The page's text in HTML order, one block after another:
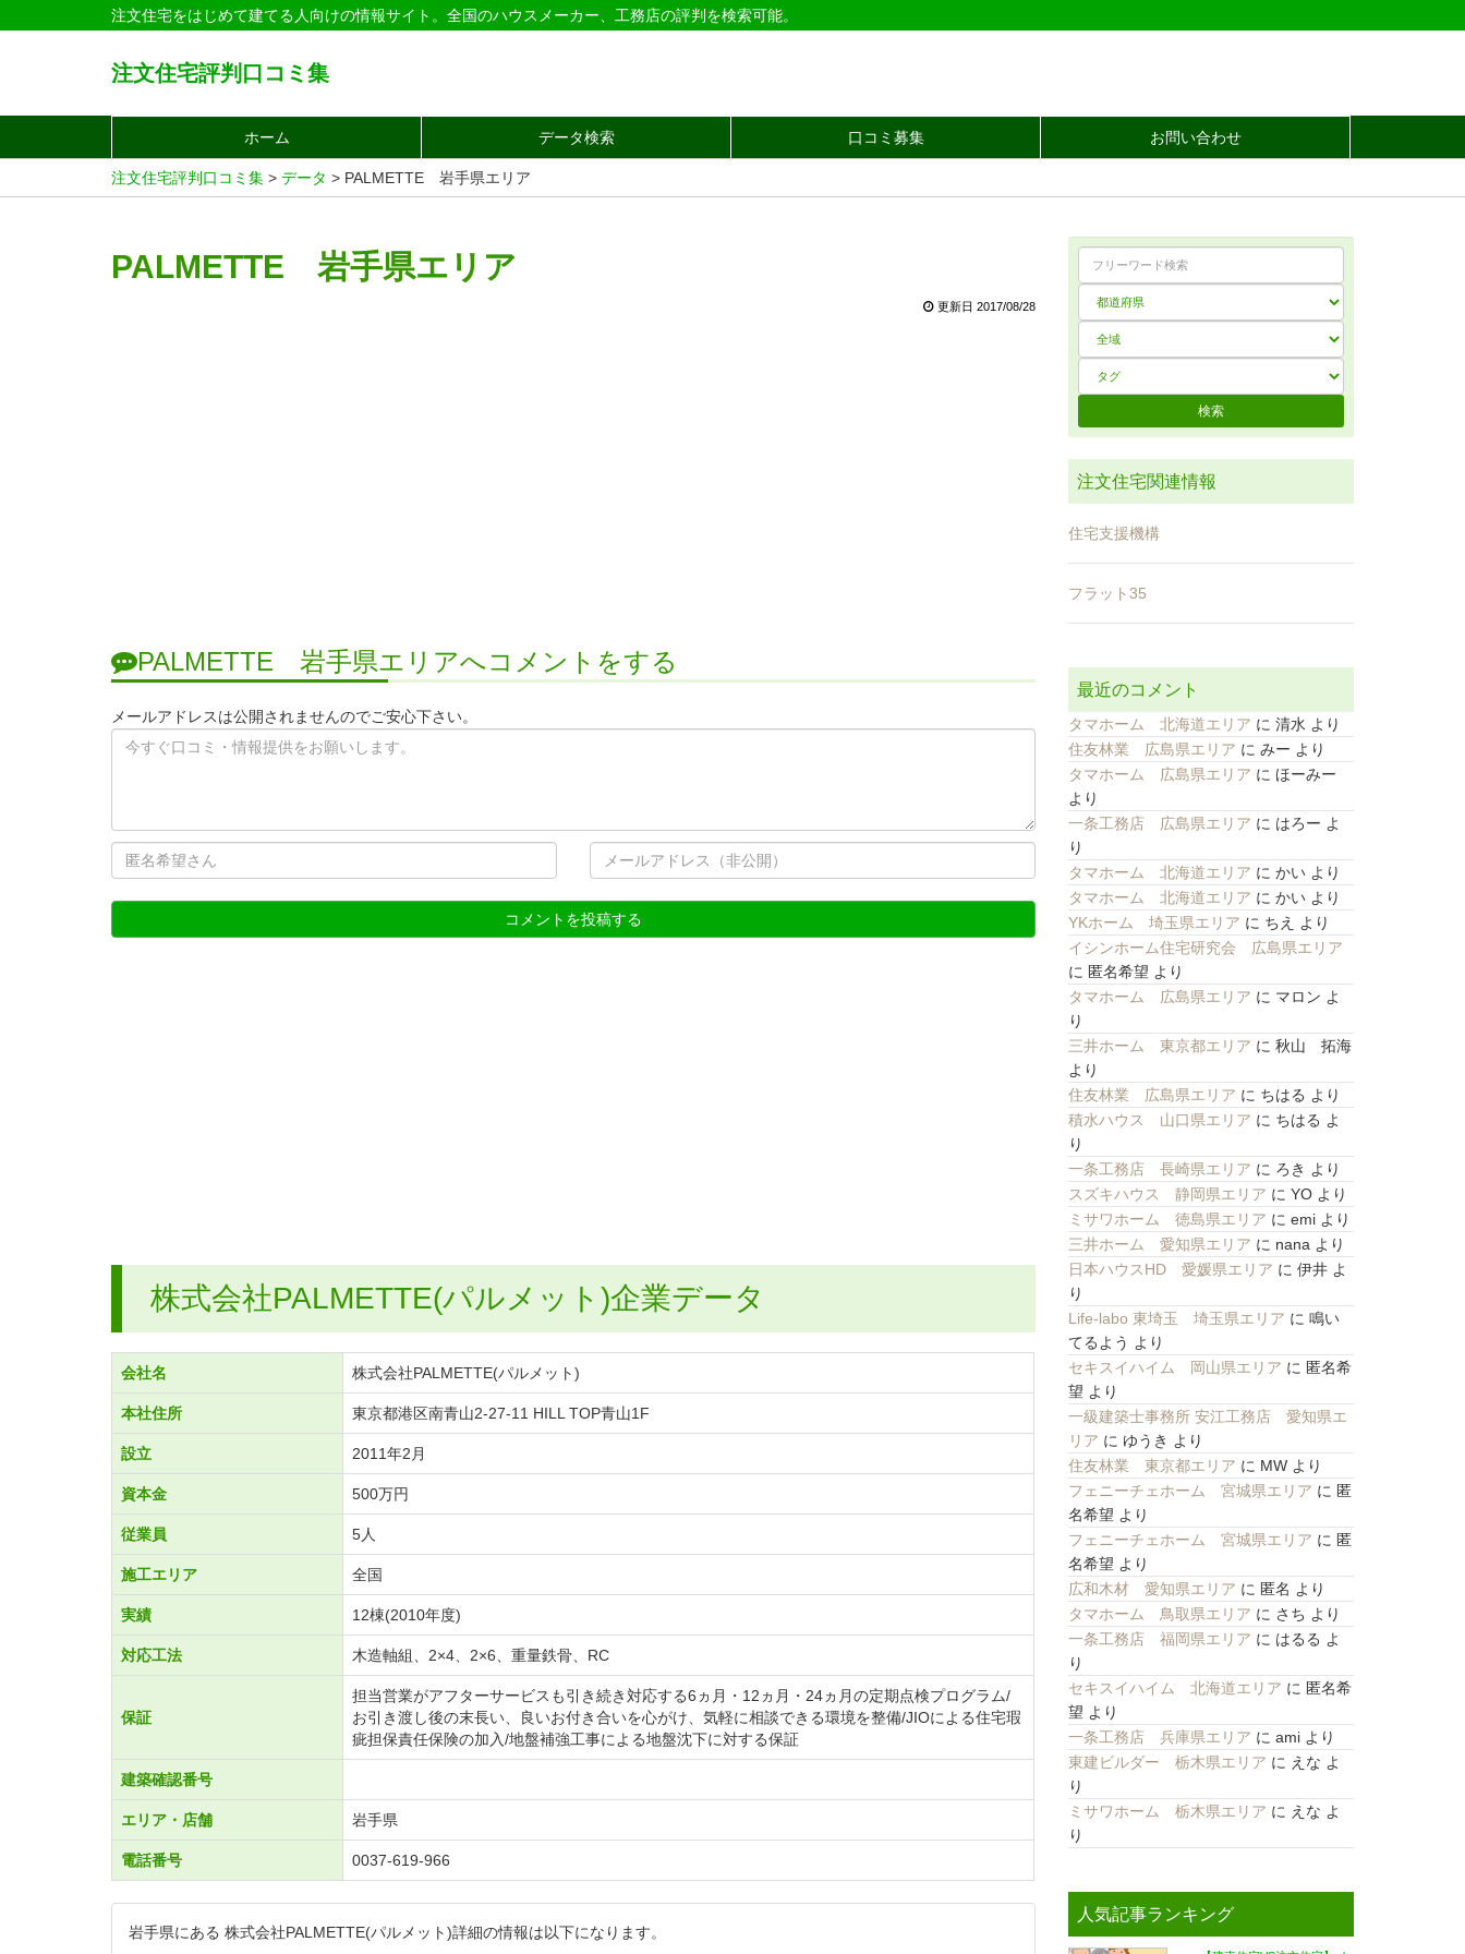
注文住宅をはじめて建てる人向けの情報サイト。全国のハウスメーカー、工務店の評判を検索可能。
注文住宅評判口コミ集
ホーム データ検索 口コミ募集 お問い合わせ
注文住宅評判口コミ集 > データ > PALMETTE 岩手県エリア
PALMETTE 岩手県エリア
更新日 2017/08/28
PALMETTE 岩手県エリアへコメントをする
メールアドレスは公開されませんのでご安心下さい。
株式会社PALMETTE(パルメット)企業データ
会社名 株式会社PALMETTE(パルメット)
本社住所 東京都港区南青山2-27-11 HILL TOP青山1F
設立 2011年2月
資本金 500万円
従業員 5人
施工エリア 全国
実績 12棟(2010年度)
対応工法 木造軸組、2×4、2×6、重量鉄骨、RC
保証
担当営業がアフターサービスも引き続き対応する6ヵ月・12ヵ月・24ヵ月の定期点検プログラム/
お引き渡し後の末長い、良いお付き合いを心がけ、気軽に相談できる環境を整備/JIOによる住宅瑕
疵担保責任保険の加入/地盤補強工事による地盤沈下に対する保証
建築確認番号
エリア・店舗 岩手県
電話番号 0037-619-966
岩手県にある 株式会社PALMETTE(パルメット)詳細の情報は以下になります。
注文住宅関連情報
住宅支援機構
フラット35
最近のコメント
タマホーム 北海道エリア に 清水 より
住友林業 広島県エリア に みー より
タマホーム 広島県エリア に ほーみー
より
一条工務店 広島県エリア に はろー よ
り
タマホーム 北海道エリア に かいより
タマホーム 北海道エリア に かいより
YKホーム 埼玉県エリア に ちえ
より
イシンホーム住宅研究会 広島県エリア
に 匿名希望 より
タマホーム 広島県エリア に マロン よ
り
三井ホーム 東京都エリア に 秋山 拓海
より
住友林業 広島県エリア に ちはる より
積水ハウス 山口県エリア に ちはる よ
り
一条工務店 長崎県エリア に ろき より
スズキハウス 静岡県エリア に YOより
ミサワホーム 徳島県エリア に emiより
三井ホーム 愛知県エリア に nana より
日本ハウスHD 愛媛県エリア に 伊井よ
り
Life-labo 東埼玉 埼玉県エリア に 鳴い
てるよう より
セキスイハイム 岡山県エリア に 匿名希
望 より
一級建築士事務所 安江工務店 愛知県エ
リア に ゆうき より
住友林業 東京都エリア に MWより
フェニーチェホーム 宮城県エリア に 匿
名希望 より
フェニーチェホーム 宮城県エリア に 匿
名希望 より
広和木材 愛知県エリア に 匿名 より
タマホーム 鳥取県エリア に さち より
一条工務店 福岡県エリア に はるる よ
り
セキスイハイム 北海道エリア に 匿名希
望 より
一条工務店 兵庫県エリア に amiより
東建ビルダー 栃木県エリア に えな よ
り
ミサワホーム 栃木県エリア に えな よ
り
人気記事ランキング